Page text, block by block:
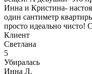
Инна и Кристина-
один сантиметр
просто идеально чисто!
Клиент
Светлана
5
Убиралась
Инна Л.